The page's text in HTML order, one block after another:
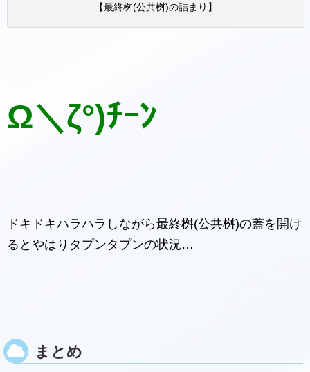
【最終桝(公共桝)の詰まり】
Ω＼ζ°)ﾁｰﾝ
ドキドキハラハラしながら最終桝(公共桝)の蓋を開け
るとやはりタプンタプンの状況…
まとめ